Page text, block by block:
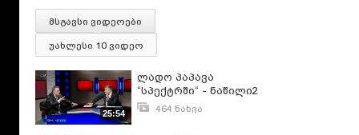
მსგავსი ვიდეოები
უახლესი 10 ვიდეო
25:54
ლადო პაპავა
“სპექტრში“ - ნაწილი2
464 ნახვა